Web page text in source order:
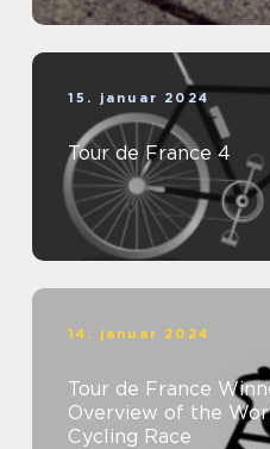
15. januar 2024
Tour de France 4
14. januar 2024
Tour de France
Overview of the
Cycling Race